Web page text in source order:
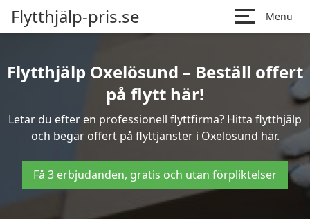
Flytthjälp-pris.se Menu
Flytthjälp Oxelösund – Beställ offert
på flytt här!
Letar du efter en professionell flyttfirma? Hitta flytthjälp
och begär offert på flyttjänster i Oxelösund här.
Få 3 erbjudanden, gratis och utan förpliktelser